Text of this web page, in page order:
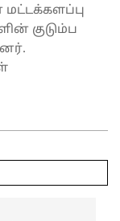
குடும்ப